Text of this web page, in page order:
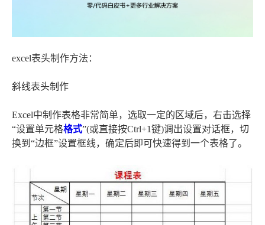
excel表头制作方法：
斜线表头制作
Excel中制作表格非常简单，选取一定的区域后，右击选择
“设置单元格格式”(或直接按Ctrl+1键)调出设置对话框，切
换到“边框”设置框线，确定后即可快速得到一个表格了。